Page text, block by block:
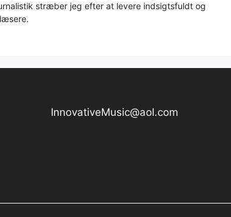
stræber jeg efter at levere indsigtsfuldt og
InnovativeMusic@aol.com